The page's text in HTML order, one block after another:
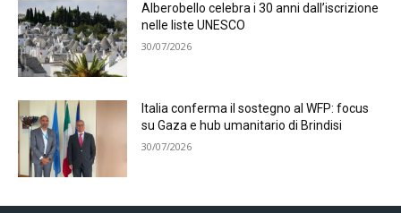
Alberobello celebra i 30 anni dall’iscrizione
nelle liste UNESCO
30/07/2026
Italia conferma il sostegno al WFP: focus
su Gaza e hub umanitario di Brindisi
30/07/2026